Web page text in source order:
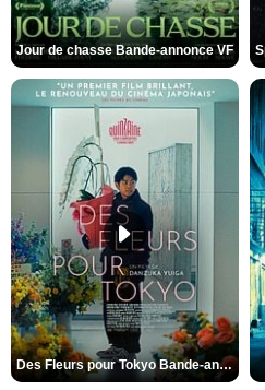
Jour de chasse Bande-annonce VF
Des Fleurs pour Tokyo Bande-annonce VO STFR